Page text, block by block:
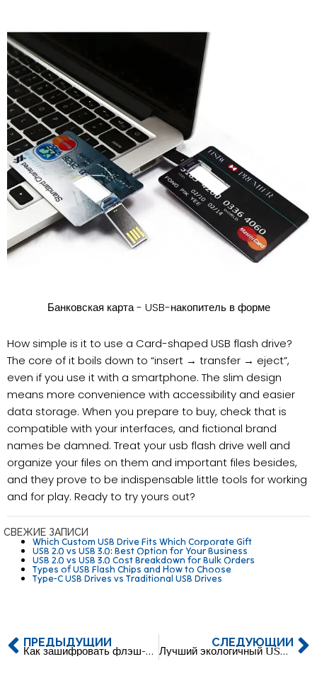
Банковская карта - USB-накопитель в форме
How simple is it to use a Card-shaped USB flash drive?
The core of it boils down to “insert → transfer → eject”,
even if you use it with a smartphone. The slim design
means more convenience with accessibility and easier
data storage. When you prepare to buy, check that is
compatible with your interfaces, and fictional brand
names be damned. Treat your usb flash drive well and
organize your files on them and important files besides,
and they prove to be indispensable little tools for working
and for play. Ready to try yours out?
СВЕЖИЕ ЗАПИСИ
Which Custom USB Drive Fits Which Corporate Gift
USB 2.0 vs USB 3.0: Best Option for Your Business
USB 2.0 vs USB 3.0 Cost Breakdown for Bulk Orders
Types of USB Flash Chips and How to Choose
Type-C USB Drives vs Traditional USB Drives
ПРЕДЫДУЩИЙ Как зашифровать флэш-накопитель с интерфейсом usb？ СЛЕДУЮЩИЙ
Лучший экологичный USB-накопитель для кредитных карт